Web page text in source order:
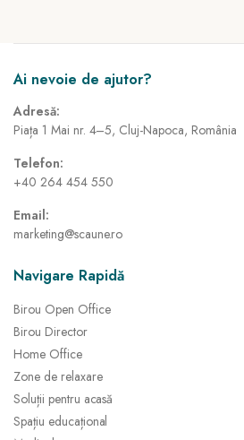
Ai nevoie de ajutor?
Adresă:
Piața 1 Mai nr. 4–5, Cluj-Napoca, România
Telefon:
+40 264 454 550
Email:
marketing@scaune.ro
Navigare Rapidă
Birou Open Office
Birou Director
Home Office
Zone de relaxare
Soluții pentru acasă
Spațiu educațional